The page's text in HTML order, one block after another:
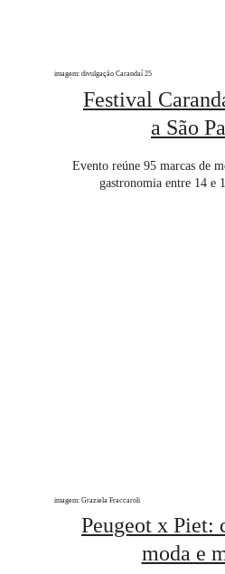
Festival
a São
Evento reúne 95 marcas de
gastronomia entre 14 e
imagem: divulgação Carandaí 25
Peugeot x Piet:
moda e
imagem: Graziela Fraccaroli